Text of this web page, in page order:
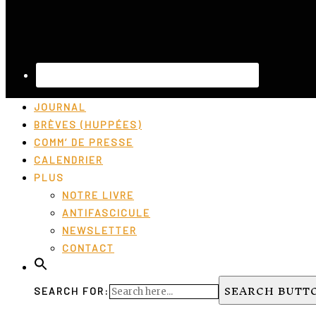
JOURNAL
BRÈVES (HUPPÉES)
COMM’ DE PRESSE
CALENDRIER
PLUS
NOTRE LIVRE
ANTIFASCICULE
NEWSLETTER
CONTACT
SEARCH FOR: SEARCH